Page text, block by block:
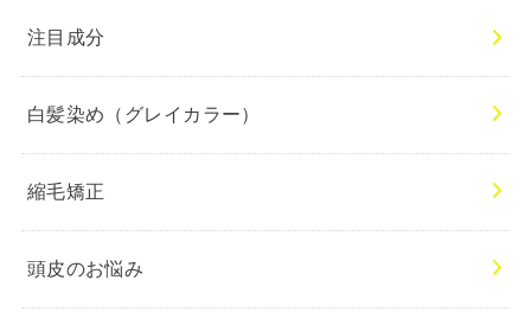
注目成分
白髪染め（グレイカラー）
縮毛矯正
頭皮のお悩み